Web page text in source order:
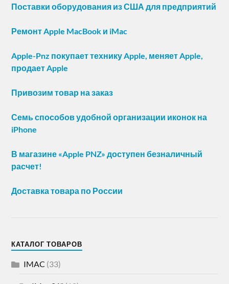
Поставки оборудования из США для предприятий
Ремонт Apple MacBook и iMac
Apple-Pnz покупает технику Apple, меняет Apple,
продает Apple
Привозим товар на заказ
Семь способов удобной организации иконок на
iPhone
В магазине «Apple PNZ» доступен безналичный
расчет!
Доставка товара по России
КАТАЛОГ ТОВАРОВ
IMAC (33)